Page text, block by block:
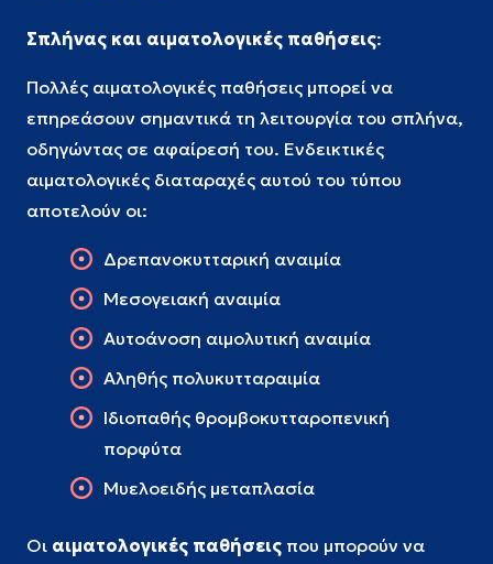
Σπλήνας και αιματολογικές παθήσεις:
Πολλές αιματολογικές παθήσεις μπορεί να
επηρεάσουν σημαντικά τη λειτουργία του σπλήνα,
οδηγώντας σε αφαίρεσή του. Ενδεικτικές
αιματολογικές διαταραχές αυτού του τύπου
αποτελούν οι:
Δρεπανοκυτταρική αναιμία
Μεσογειακή αναιμία
Αυτοάνοση αιμολυτική αναιμία
Αληθής πολυκυτταραιμία
Ιδιοπαθής θρομβοκυτταροπενική
πορφύτα
Μυελοειδής μεταπλασία
Οι αιματολογικές παθήσεις που μπορούν να